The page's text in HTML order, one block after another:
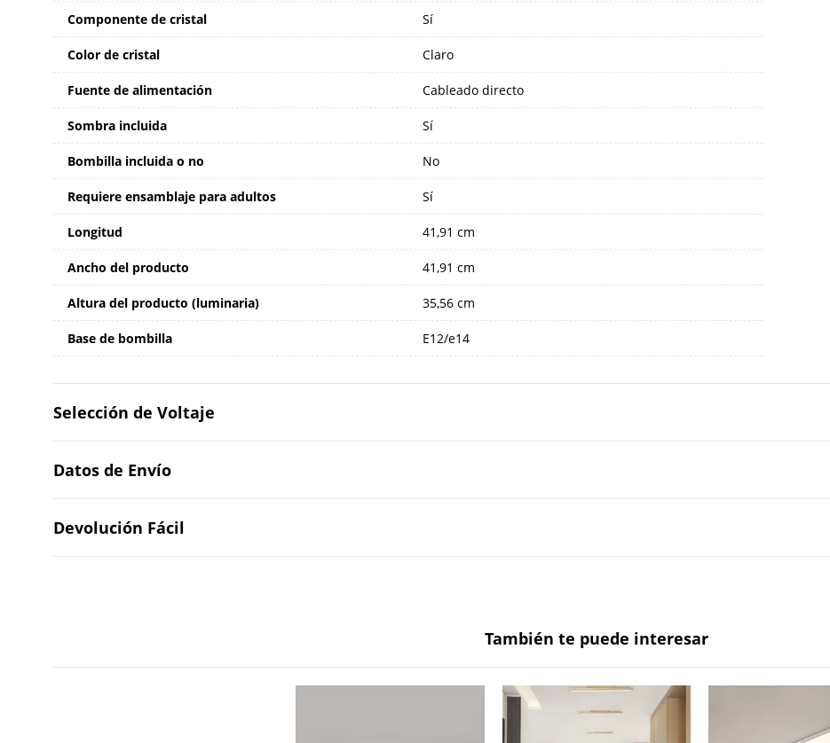
Componente de cristal Sí
Color de cristal Claro
Fuente de alimentación Cableado directo
Sombra incluida Sí
Bombilla incluida o no No
Requiere ensamblaje para adultos Sí
Longitud 41,91 cm
Ancho del producto 41,91 cm
Altura del producto (luminaria) 35,56 cm
Base de bombilla E12/e14
Selección de Voltaje
Datos de Envío
Devolución Fácil
También te puede interesar